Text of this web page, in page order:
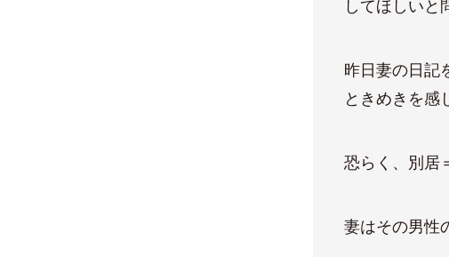
してほしいと
昨日妻の日記
ときめきを感
恐らく、別居
妻はその男性